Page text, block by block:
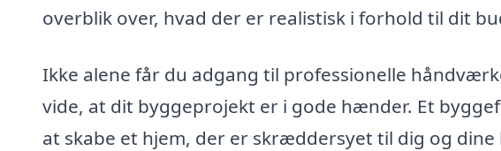
overblik over, hvad der er realistisk i forhold til dit
Ikke alene får du adgang til professionelle
vide, at dit byggeprojekt er i gode hænder. Et
at skabe et hjem, der er skræddersyet til dig og